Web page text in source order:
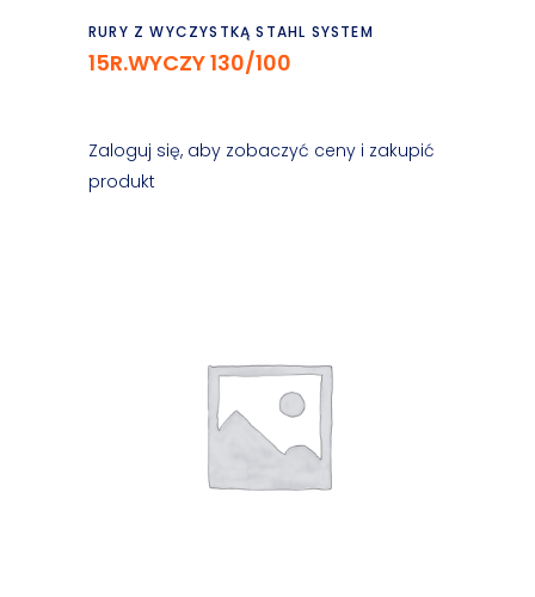
Czytaj dalej
RURY Z WYCZYSTKĄ STAHL SYSTEM
15R.WYCZY 130/100
Zaloguj się, aby zobaczyć ceny i zakupić
produkt